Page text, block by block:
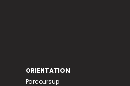
ORIENTATION
Parcoursup